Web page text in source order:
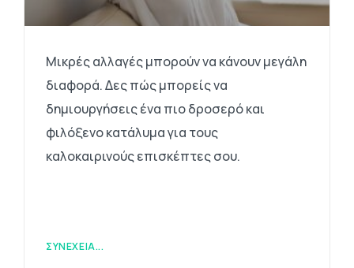
Μικρές αλλαγές μπορούν να κάνουν μεγάλη
διαφορά. Δες πώς μπορείς να
δημιουργήσεις ένα πιο δροσερό και
φιλόξενο κατάλυμα για τους
καλοκαιρινούς επισκέπτες σου.
ΣΥΝΈΧΕΙΑ...